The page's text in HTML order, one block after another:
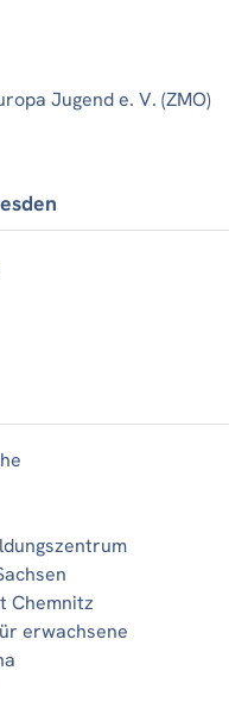
Jugend e. V. (ZMO)
Chemnitz
erwachsene